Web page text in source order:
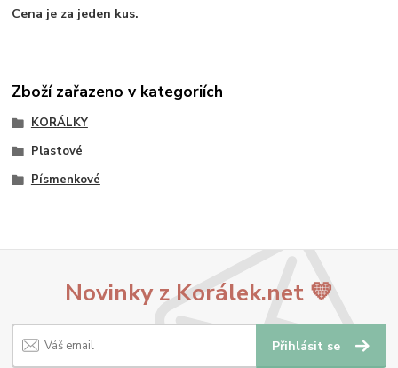
Cena je za jeden kus.
Zboží zařazeno v kategoriích
KORÁLKY
Plastové
Písmenkové
Novinky z Korálek.net 💛
Přihlásit se